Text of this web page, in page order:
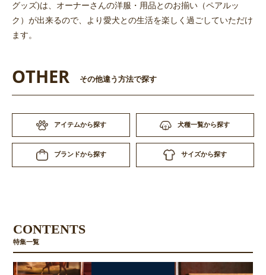
グッズ)は、オーナーさんの洋服・用品とのお揃い（ペアルッ
ク）が出来るので、より愛犬との生活を楽しく過ごしていただけ
ます。
OTHER その他違う方法で探す
アイテムから探す 犬種一覧から探す
ブランドから探す サイズから探す
CONTENTS
特集一覧